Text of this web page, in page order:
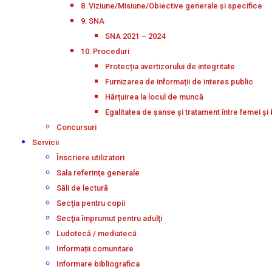
8. Viziune/Misiune/Obiective generale și specifice
9. SNA
SNA 2021 – 2024
10. Proceduri
Protecția avertizorului de integritate
Furnizarea de informații de interes public
Hărțuirea la locul de muncă
Egalitatea de șanse și tratament între femei și
Concursuri
Servicii
Înscriere utilizatori
Sala referinţe generale
Săli de lectură
Secţia pentru copii
Secţia împrumut pentru adulţi
Ludotecă / mediatecă
Informații comunitare
Informare bibliografica